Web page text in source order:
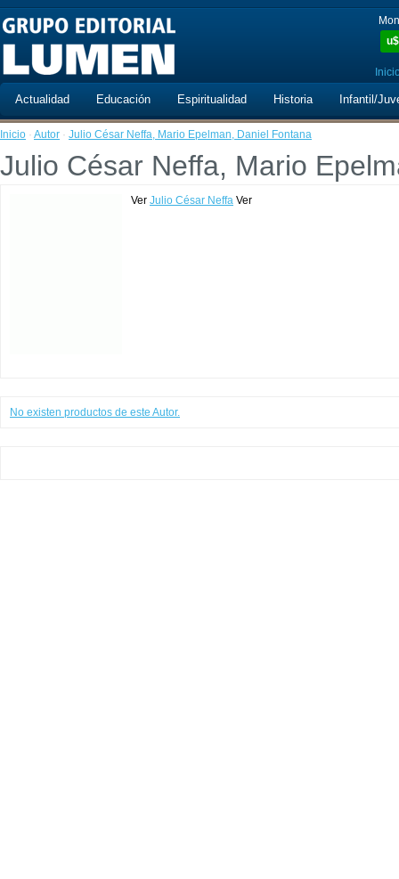
u$
Actualidad Educación Espiritualidad Historia Infantil/
Inicio · Autor · Julio César Neffa, Mario Epelman, Daniel Fontana
Julio César Neffa, Mario
Ver Julio César Neffa Ver
No existen productos de este Autor.